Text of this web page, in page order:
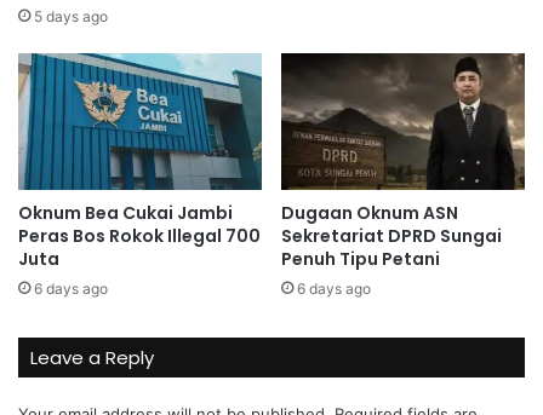
5 days ago
Oknum Bea Cukai Jambi
Peras Bos Rokok Illegal 700
Juta
6 days ago
Dugaan Oknum ASN
Sekretariat DPRD Sungai
Penuh Tipu Petani
6 days ago
Leave a Reply